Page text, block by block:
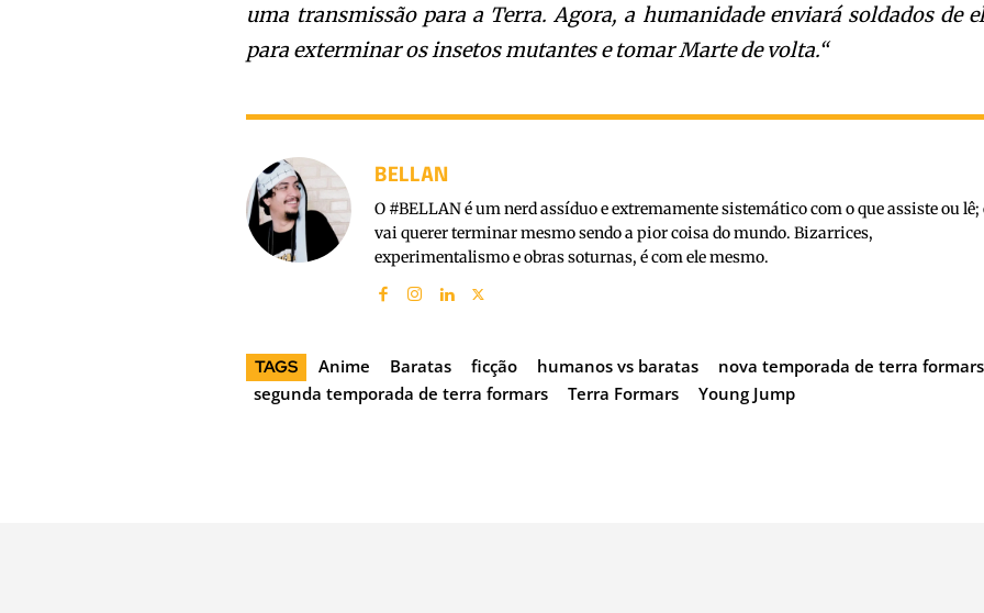
uma transmissão para a Terra. Agora, a humanidade enviará soldados de
para exterminar os insetos mutantes e tomar Marte de volta.“
BELLAN
O #BELLAN é um nerd assíduo e extremamente sistemático com o que assiste ou lê;
vai querer terminar mesmo sendo a pior coisa do mundo. Bizarrices,
experimentalismo e obras soturnas, é com ele mesmo.
TAGS Anime Baratas ficção humanos vs baratas
nova temporada de terra formars
segunda temporada de terra formars
Terra Formars Young Jump